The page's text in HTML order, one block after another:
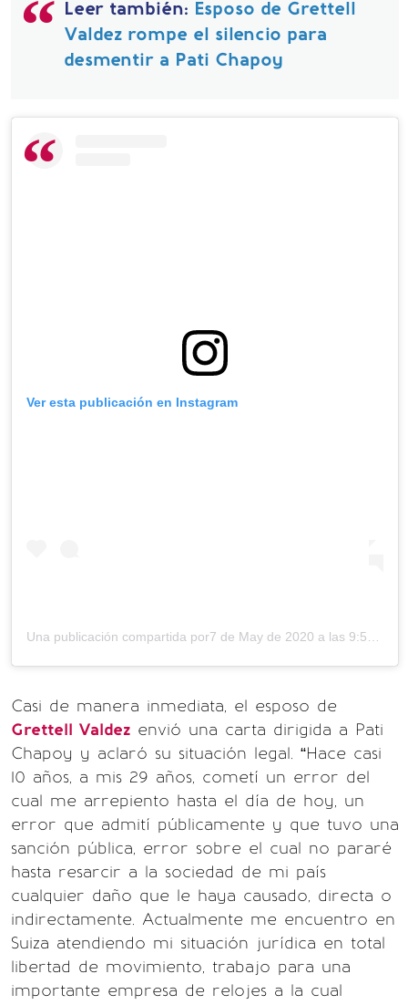
Leer también: Esposo de Grettell
Valdez rompe el silencio para
desmentir a Pati Chapoy
Ver esta publicación en Instagram
Una publicación compartida por7 de May de 2020 a las 9:56 PDT
Casi de manera inmediata, el esposo de
Grettell Valdez envió una carta dirigida a Pati
Chapoy y aclaró su situación legal. “Hace casi
10 años, a mis 29 años, cometí un error del
cual me arrepiento hasta el día de hoy, un
error que admití públicamente y que tuvo una
sanción pública, error sobre el cual no pararé
hasta resarcir a la sociedad de mi país
cualquier daño que le haya causado, directa o
indirectamente. Actualmente me encuentro en
Suiza atendiendo mi situación jurídica en total
libertad de movimiento, trabajo para una
importante empresa de relojes a la cual